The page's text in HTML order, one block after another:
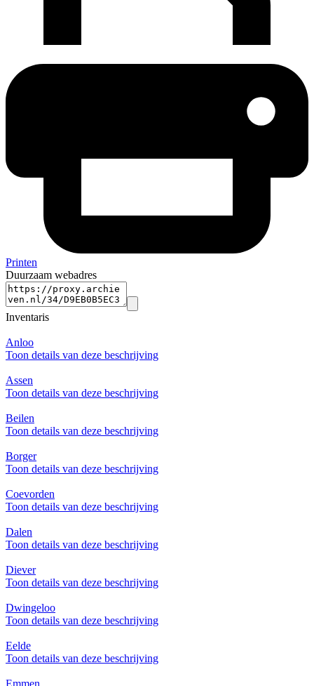
Printen
Duurzaam webadres
Inventaris
Anloo
Toon details van deze beschrijving
Assen
Toon details van deze beschrijving
Beilen
Toon details van deze beschrijving
Borger
Toon details van deze beschrijving
Coevorden
Toon details van deze beschrijving
Dalen
Toon details van deze beschrijving
Diever
Toon details van deze beschrijving
Dwingeloo
Toon details van deze beschrijving
Eelde
Toon details van deze beschrijving